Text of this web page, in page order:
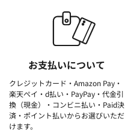
お支払いについて
クレジットカード・Amazon Pay・
楽天ぺイ・d払い・PayPay・代金引
換（現金）・コンビニ払い・Paid決
済・ポイント払いからお選びいただ
けます。